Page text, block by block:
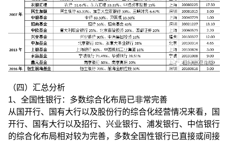
（四）汇总分析
1、全国性银行：多数综合化布局已非常完善
从国开行、国有大行以及股份行的综合化经营情况来看，国
开行、国有大行以及招行、兴业银行、浦发银行、中信银行
的综合化布局相对较为完善，多数全国性银行已直接或间接